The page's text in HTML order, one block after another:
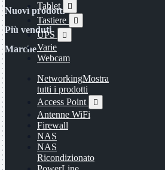
Tablet 
Tastiere 
UPS 
Varie
Webcam
NetworkingMostra
tutti i prodotti
Access Point

Antenne WiFi
Firewall
NAS
NAS
Ricondizionato
Nuovi prodotti
Più venduti
Marche